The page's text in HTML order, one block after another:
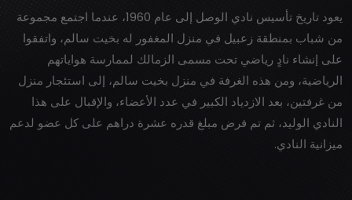
يعود تاريخ تأسيس نادي الوصل إلى عام 1960، عندما اجتمع مجموعة
من شباب بمنطقة زعبيل في منزل المغفور له بخيت سالم، واتفقوا
على إنشاء نادٍ رياضي تحت مسمى الزمالك لممارسة هواياتهم
الرياضية، ومن هذه الغرفة في منزل بخيت سالم، إلى استئجار منزل
من غرفتين، بعد الازدياد الكبير في عدد الأعضاء، والإقبال على هذا
النادي الوليد، ثم تم فرض مبلغ قدره عشرة دراهم على كل عضو لدعم
ميزانية النادي.